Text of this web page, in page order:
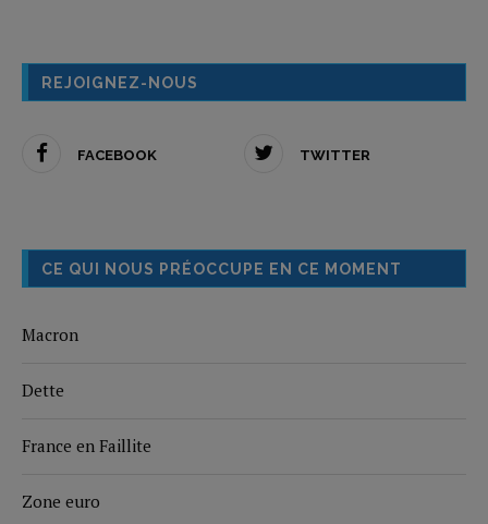
REJOIGNEZ-NOUS
FACEBOOK TWITTER
CE QUI NOUS PRÉOCCUPE EN CE MOMENT
Macron
Dette
France en Faillite
Zone euro